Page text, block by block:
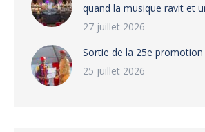
quand la musique ravit et
27 juillet 2026
‎Sortie de la 25e promotion
25 juillet 2026